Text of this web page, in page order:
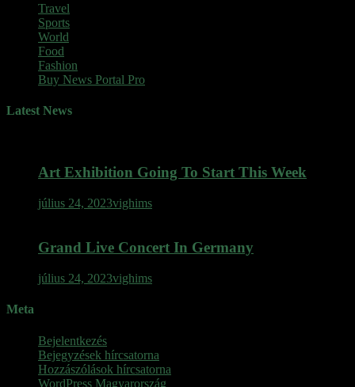
Travel
Sports
World
Food
Fashion
Buy News Portal Pro
Latest News
Art Exhibition Going To Start This Week
július 24, 2023vighims
Grand Live Concert In Germany
július 24, 2023vighims
Meta
Bejelentkezés
Bejegyzések hírcsatorna
Hozzászólások hírcsatorna
WordPress Magyarország